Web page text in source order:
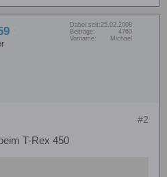
Dabei seit: 25.02.2008
Beiträge:
4760
Vorname:
Michael
#2
T-Rex 450